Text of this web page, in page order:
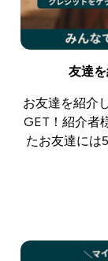
友達
お友達を紹介
GET！紹介者
たお友達には